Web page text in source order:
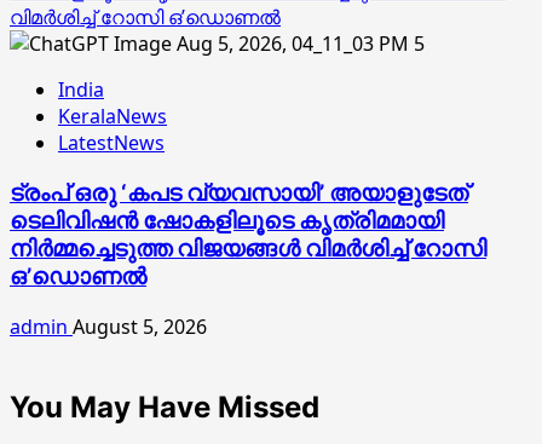
വിമര്‍ശിച്ച് റോസി ഒ’ഡൊണല്‍
5
India
KeralaNews
LatestNews
ട്രംപ് ഒരു ‘കപട വ്യവസായി’ അയാളുടേത്
ടെലിവിഷന്‍ ഷോകളിലൂടെ കൃത്രിമമായി
നിര്‍മ്മച്ചെടുത്ത വിജയങ്ങള്‍ വിമര്‍ശിച്ച് റോസി
ഒ’ഡൊണല്‍
admin August 5, 2026
You May Have Missed